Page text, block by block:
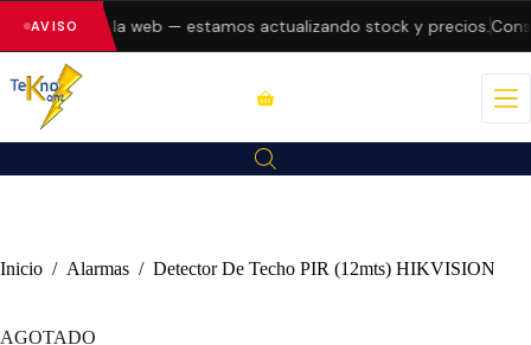
AVISO
errores en la web — estamos actualizando stock y precios.
Inicio / Alarmas / Detector De Techo PIR (12mts) HIKVISION
AGOTADO